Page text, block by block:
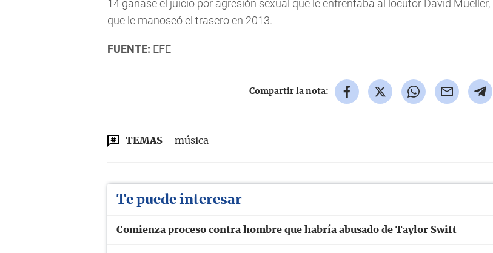
14 ganase el juicio por agresión sexual que le enfrentaba al locutor David Mueller,
que le manoseó el trasero en 2013.
FUENTE: EFE
Compartir la nota:
TEMAS música
Te puede interesar
Comienza proceso contra hombre que habría abusado de Taylor Swift